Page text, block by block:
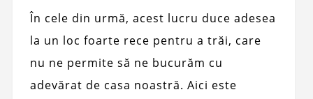
În cele din urmă, acest lucru duce adesea
la un loc foarte rece pentru a trăi, care
nu ne permite să ne bucurăm cu
adevărat de casa noastră. Aici este